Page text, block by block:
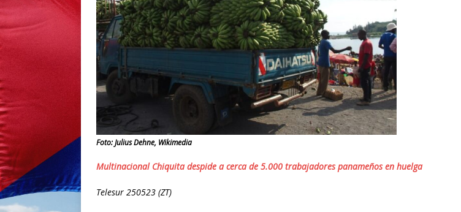
Foto: Julius Dehne, Wikimedia
Multinacional Chiquita despide a cerca de 5.000 trabajadores panameños en huelga
Telesur 250523 (ZT)